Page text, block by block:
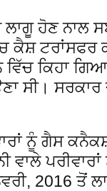
ਹੋਣ ਨਾਲ
ਕੈਸ਼ ਟਰਾਂਸਫਰ
ਕਿਹਾ
ਸੀ।
ਨੂੰ ਗੈਸ
ਵਾਲੇ
2016 ਤੋਂ